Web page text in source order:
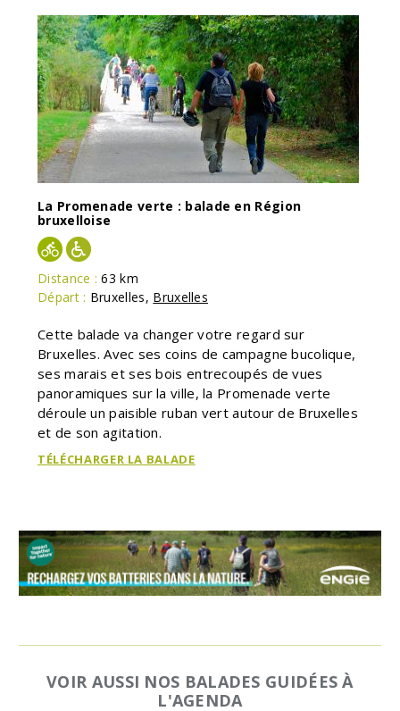
La Promenade verte : balade en Région
bruxelloise
Distance : 63 km
Départ : Bruxelles, Bruxelles
Cette balade va changer votre regard sur
Bruxelles. Avec ses coins de campagne bucolique,
ses marais et ses bois entrecoupés de vues
panoramiques sur la ville, la Promenade verte
déroule un paisible ruban vert autour de Bruxelles
et de son agitation.
TÉLÉCHARGER LA BALADE
VOIR AUSSI NOS BALADES GUIDÉES À
L'AGENDA